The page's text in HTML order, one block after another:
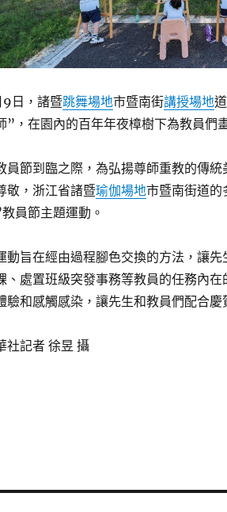
9日，諸暨跳舞場地市暨南街講授場地
”，在園內的百年年夜樟樹下為教員們
員節到臨之際，為弘揚尊師重教的傳
敬，浙江省諸暨瑜伽場地市暨南街道的
員節主題運動。
動旨在經由過程腳色交換的方法，讓
、處置班級突發事務等教員的任務內
驗和感觸感染，讓先生和教員們配合慶
社記者 徐昱 攝